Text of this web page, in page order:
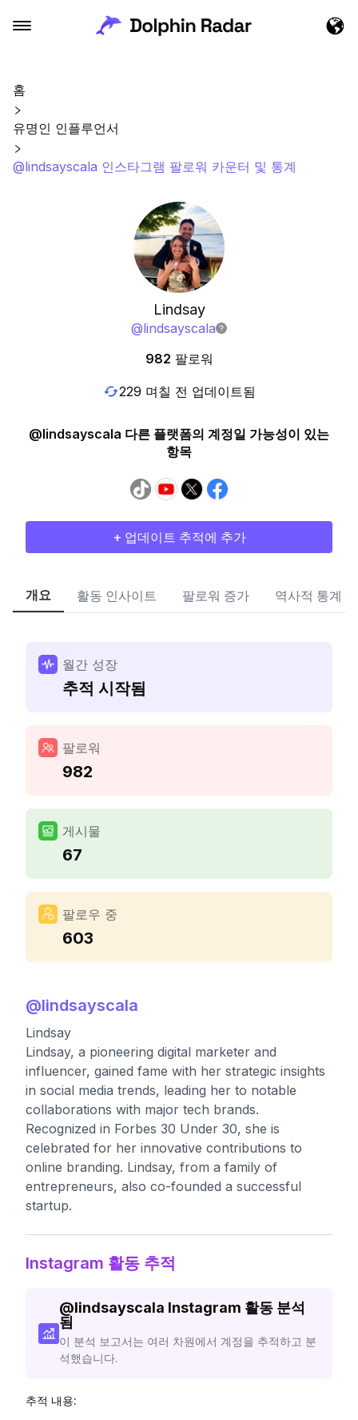
홈
유명인 인플루언서
@lindsayscala 인스타그램 팔로워 카운터 및 통계
Lindsay
@lindsayscala
982 팔로워
229 며칠 전 업데이트됨
@lindsayscala 다른 플랫폼의 계정일 가능성이 있는
항목
+ 업데이트 추적에 추가
개요 활동 인사이트 팔로워 증가 역사적 통계
월간 성장
추적 시작됨
팔로워
982
게시물
67
팔로우 중
603
@lindsayscala
Lindsay
Lindsay, a pioneering digital marketer and
influencer, gained fame with her strategic insights
in social media trends, leading her to notable
collaborations with major tech brands.
Recognized in Forbes 30 Under 30, she is
celebrated for her innovative contributions to
online branding. Lindsay, from a family of
entrepreneurs, also co-founded a successful
startup.
Instagram 활동 추적
@lindsayscala Instagram 활동 분석
됨
이 분석 보고서는 여러 차원에서 계정을 추적하고 분
석했습니다.
추적 내용: